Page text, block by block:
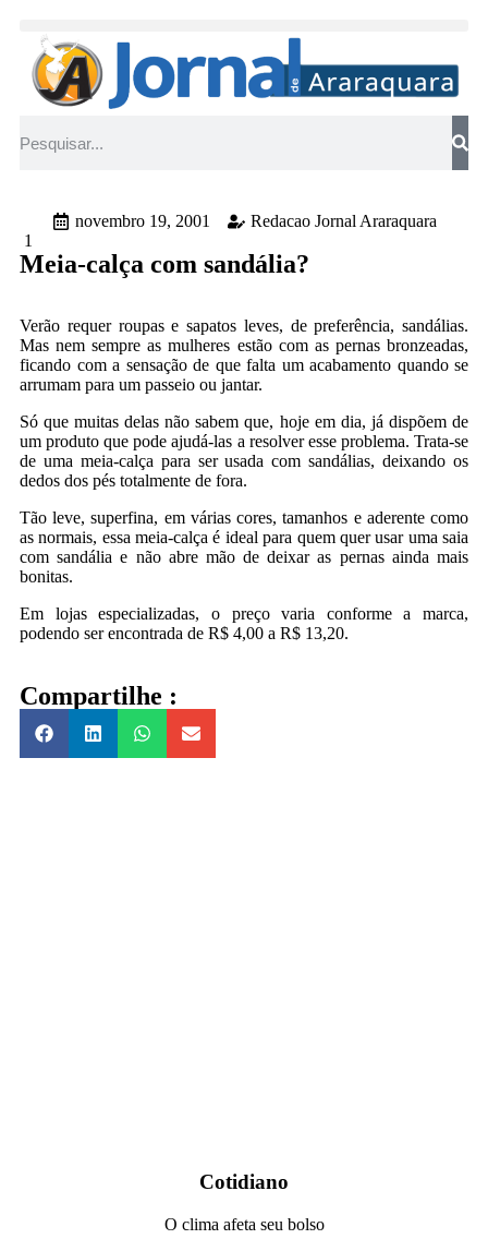
novembro 19, 2001
Redacao Jornal Araraquara
1
Meia-calça com sandália?
Verão requer roupas e sapatos leves, de preferência, sandálias.
Mas nem sempre as mulheres estão com as pernas bronzeadas,
ficando com a sensação de que falta um acabamento quando se
arrumam para um passeio ou jantar.
Só que muitas delas não sabem que, hoje em dia, já dispõem de
um produto que pode ajudá-las a resolver esse problema. Trata-se
de uma meia-calça para ser usada com sandálias, deixando os
dedos dos pés totalmente de fora.
Tão leve, superfina, em várias cores, tamanhos e aderente como
as normais, essa meia-calça é ideal para quem quer usar uma saia
com sandália e não abre mão de deixar as pernas ainda mais
bonitas.
Em lojas especializadas, o preço varia conforme a marca,
podendo ser encontrada de R$ 4,00 a R$ 13,20.
Compartilhe :
Cotidiano
O clima afeta seu bolso